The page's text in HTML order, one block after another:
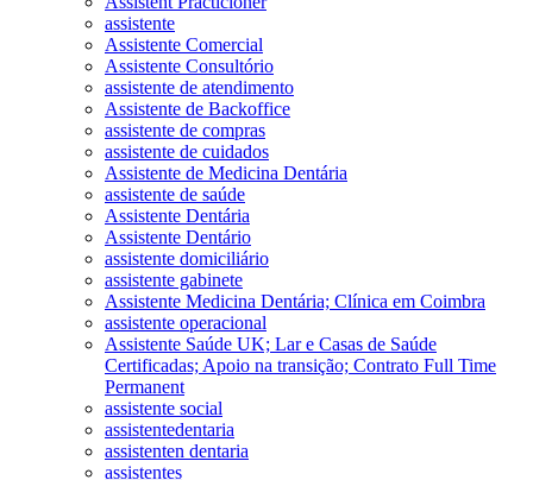
assistente
Assistente Comercial
Assistente Consultório
assistente de atendimento
Assistente de Backoffice
assistente de compras
assistente de cuidados
Assistente de Medicina Dentária
assistente de saúde
Assistente Dentária
Assistente Dentário
assistente domiciliário
assistente gabinete
Assistente Medicina Dentária; Clínica em Coimbra
assistente operacional
Assistente Saúde UK; Lar e Casas de Saúde
Certificadas; Apoio na transição; Contrato Full Time
Permanent
assistente social
assistentedentaria
assistenten dentaria
assistentes